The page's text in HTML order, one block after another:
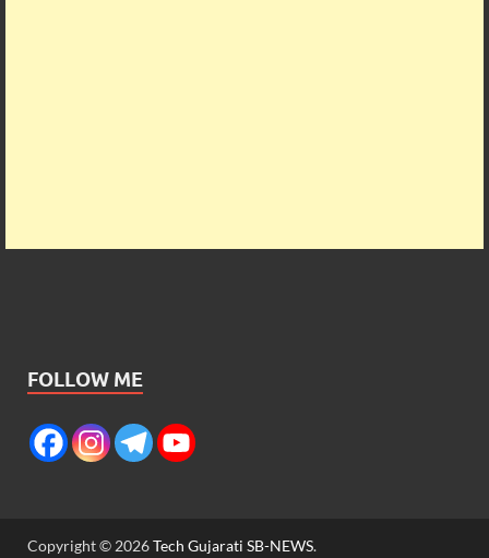
FOLLOW ME
Copyright © 2026Tech Gujarati SB-NEWS.